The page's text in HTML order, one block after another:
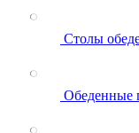
Столы
Обеденные